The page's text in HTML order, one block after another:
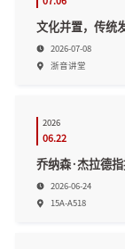
文化并置，传统
2026-07-08
浙音讲堂
2026
06.22
乔纳森·杰拉德
2026-06-24
15A-A518